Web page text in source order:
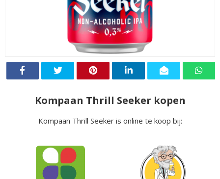
Kompaan Thrill Seeker kopen
Kompaan Thrill Seeker is online te koop bij: